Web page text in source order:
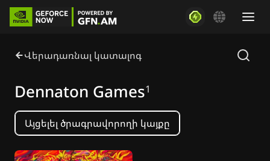
Վերադառնալ կատալոգ
Dennaton Games1
Այցելել ծրագրավորողի կայքը